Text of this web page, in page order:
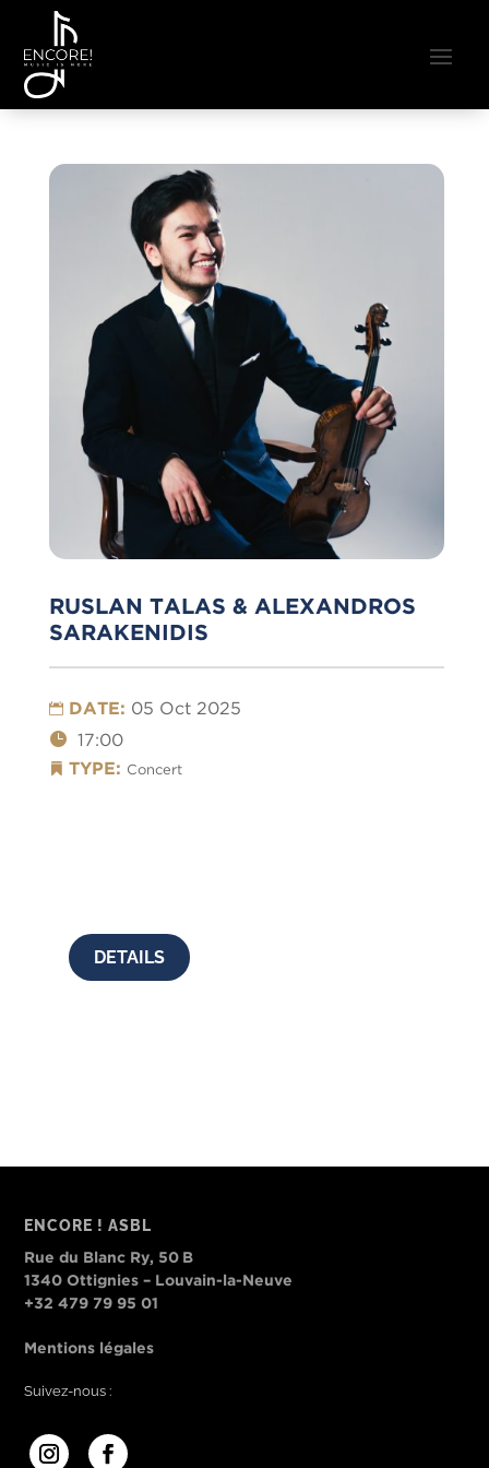
RUSLAN TALAS & ALEXANDROS
SARAKENIDIS
DATE: 05 Oct 2025
17:00
TYPE: Concert
DETAILS
ENCORE ! ASBL
Rue du Blanc Ry, 50 B
1340 Ottignies – Louvain-la-Neuve
+32 479 79 95 01
Mentions légales
Suivez-nous :